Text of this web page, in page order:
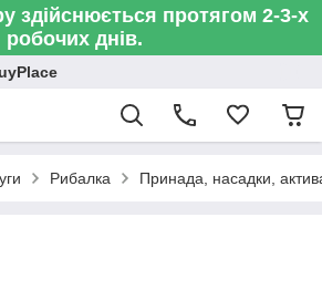
здійснюється протягом 2-3-х
робочих днів.
Рибалка Принада, насадки,